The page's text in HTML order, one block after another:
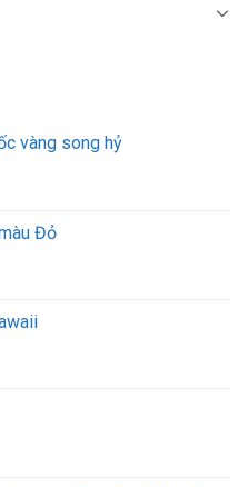
vàng song hỷ
Đỏ